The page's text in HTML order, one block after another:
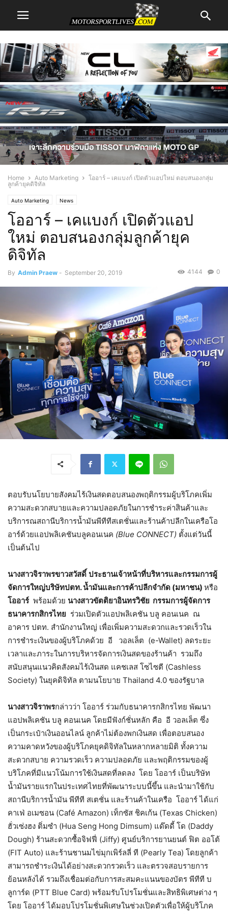
Home Auto Marketing
โออาร์ – เคแบงก์ เปิดตัวแอปใหม่ ตอบสนองกลุ่ม
ลูกค้ายุคดิจิทัล
Auto Marketing News
โออาร์ – เคแบงก์ เปิดตัวแอป
ใหม่ ตอบสนองกลุ่มลูกค้ายุค
ดิจิทัล
By Admin Praew - September 20, 2019 0
4144
ตอบรับนโยบายสังคมไร้เงินสดตอบสนองพฤติกรรมผู้บริโภคเพิ่ม
ความสะดวกสบายและความปลอดภัยในการชำระค่าสินค้าและ
บริการณสถานีบริการน้ำมันพีทีทีสเตชั่นและร้านค้าปลีกในเครือโอ
อาร์ด้วยแอปพลิเคชันบลูคอนเนค (Blue CONNECT) ตั้งแต่วันนี้
เป็นต้นไป
นางสาวจิราพรขาวสวัสดิ์ ประธานเจ้าหน้าที่บริหารและกรรมการผู้
จัดการใหญ่บริษัทปตท.น้ำมันและการค้าปลีกจำกัด (มหาชน) หรือ
โออาร์พร้อมด้วย นางสาวขัตติยาอินทรวิชัย กรรมการผู้จัดการ
ธนาคารกสิกรไทย ร่วมเปิดตัวแอปพลิเคชัน บลู คอนเนค ณ
อาคาร ปตท. สำนักงานใหญ่ เพื่อเพิ่มความสะดวกและรวดเร็วใน
การชำระเงินของผู้บริโภคด้วย อี วอลเล็ต (e-Wallet) ลดระยะ
เวลาและภาระในการบริหารจัดการเงินสดของร้านค้า รวมถึง
สนับสนุนแนวคิดสังคมไร้เงินสด แคชเลส โซไซตี (Cashless
Society) ในยุคดิจิทัล ตามนโยบาย Thailand 4.0 ของรัฐบาล
นางสาวจิราพรกล่าวว่า โออาร์ ร่วมกับธนาคารกสิกรไทย พัฒนา
แอปพลิเคชัน บลู คอนเนค โดยมีฟังก์ชั่นหลัก คือ อี วอลเล็ต ซึ่ง
เป็นกระเป๋าเงินออนไลน์ ลูกค้าไม่ต้องพกเงินสด เพื่อตอบสนอง
ความคาดหวังของผู้บริโภคยุคดิจิทัลในหลากหลายมิติ ทั้งความ
สะดวกสบาย ความรวดเร็ว ความปลอดภัย และพฤติกรรมของผู้
บริโภคที่มีแนวโน้มการใช้เงินสดที่ลดลง โดย โออาร์ เป็นบริษัท
น้ำมันรายแรกในประเทศไทยที่พัฒนาระบบนี้ขึ้น และนำมาใช้กับ
สถานีบริการน้ำมัน พีทีที สเตชั่น และร้านค้าในเครือ โออาร์ ได้แก่
คาเฟ่ อเมซอน (Café Amazon) เท็กซัส ชิคเก้น (Texas Chicken)
ฮั่วเซ่งฮง ติ่มซำ (Hua Seng Hong Dimsum) แด๊ดดี้ โด (Daddy
Dough) ร้านสะดวกซื้อจิฟฟี่ (Jiffy) ศูนย์บริการยานยนต์ ฟิต ออโต้
(FIT Auto) และร้านชานมไข่มุกเพิร์ลลี่ ที (Pearly Tea) โดยลูกค้า
สามารถชำระเงินได้อย่างสะดวกรวดเร็ว และตรวจสอบรายการ
ย้อนหลังได้ รวมถึงเชื่อมต่อกับการสะสมคะแนนของบัตร พีทีที บ
ลูการ์ด (PTT Blue Card) พร้อมรับโปรโมชั่นและสิทธิพิเศษต่าง ๆ
โดย โออาร์ ได้มอบโปรโมชั่นพิเศษในช่วงเปิดตัวเพื่อให้ผู้บริโภค